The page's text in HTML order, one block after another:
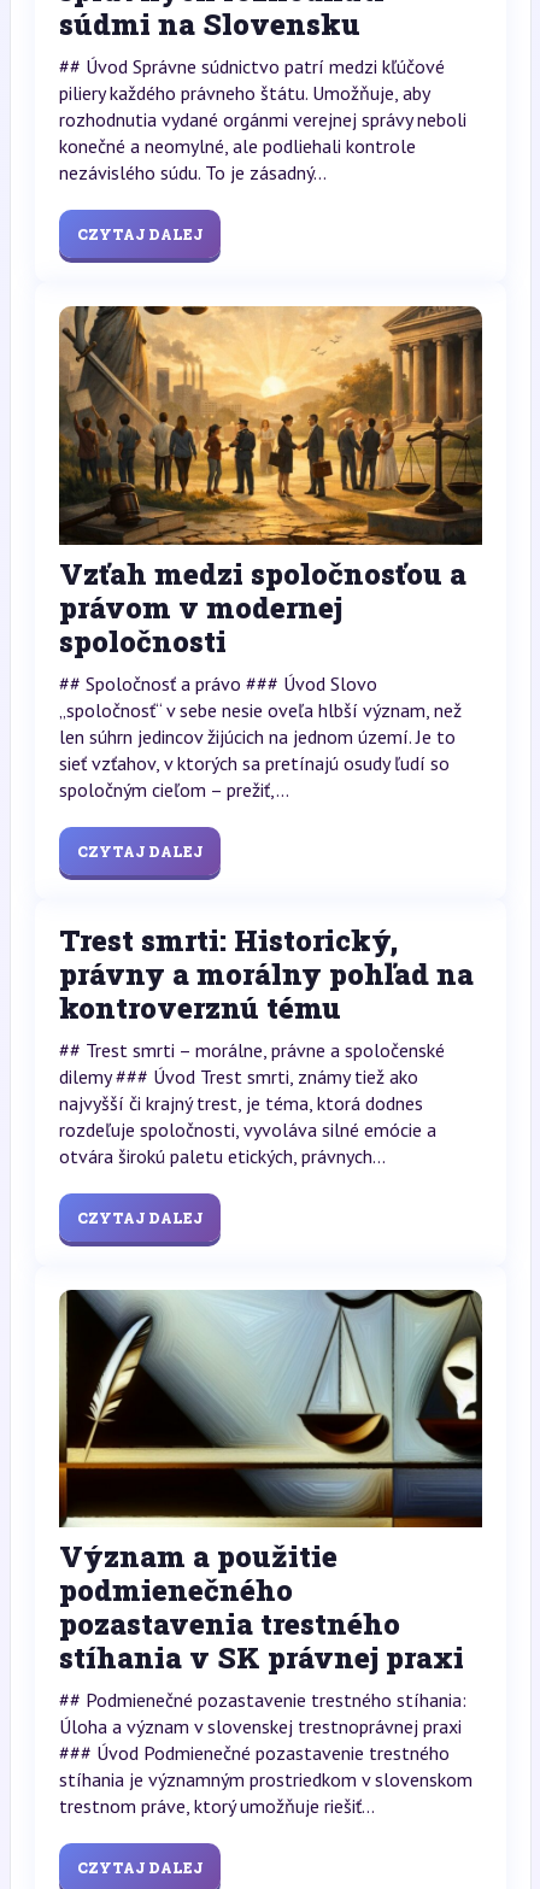
súdmi na Slovensku
## Úvod Správne súdnictvo patrí medzi kľúčové
piliery každého právneho štátu. Umožňuje, aby
rozhodnutia vydané orgánmi verejnej správy neboli
konečné a neomylné, ale podliehali kontrole
nezávislého súdu. To je zásadný...
CZYTAJ DALEJ
Vzťah medzi spoločnosťou a
právom v modernej
spoločnosti
## Spoločnosť a právo ### Úvod Slovo
„spoločnosť“ v sebe nesie oveľa hlbší význam, než
len súhrn jedincov žijúcich na jednom území. Je to
sieť vzťahov, v ktorých sa pretínajú osudy ľudí so
spoločným cieľom – prežiť,...
CZYTAJ DALEJ
Trest smrti: Historický,
právny a morálny pohľad na
kontroverznú tému
## Trest smrti – morálne, právne a spoločenské
dilemy ### Úvod Trest smrti, známy tiež ako
najvyšší či krajný trest, je téma, ktorá dodnes
rozdeľuje spoločnosti, vyvoláva silné emócie a
otvára širokú paletu etických, právnych...
CZYTAJ DALEJ
Význam a použitie
podmienečného
pozastavenia trestného
stíhania v SK právnej praxi
## Podmienečné pozastavenie trestného stíhania:
Úloha a význam v slovenskej trestnoprávnej praxi
### Úvod Podmienečné pozastavenie trestného
stíhania je významným prostriedkom v slovenskom
trestnom práve, ktorý umožňuje riešiť...
CZYTAJ DALEJ